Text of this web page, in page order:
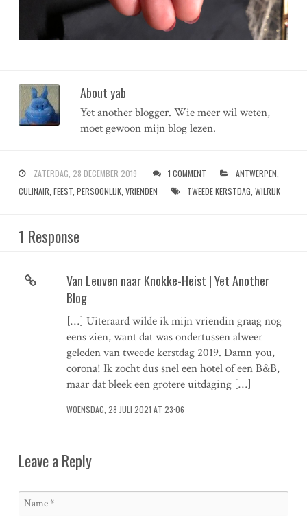
About yab
Yet another blogger. Wie meer wil weten,
moet gewoon mijn blog lezen.
ZATERDAG, 28 DECEMBER 2019 1 COMMENT ANTWERPEN
CULINAIR FEEST, PERSOONLIJK, VRIENDEN TWEEDE KERSTDAG WILRIJK
1 Response
Van Leuven naar Knokke-Heist | Yet Another
Blog
[…] Uiteraard wilde ik mijn vriendin graag nog
eens zien, want dat was ondertussen alweer
geleden van tweede kerstdag 2019. Damn you,
corona! Ik zocht dus snel een hotel of een B&B,
maar dat bleek een grotere uitdaging […]
WOENSDAG, 28 JULI 2021 AT 23:06
Leave a Reply